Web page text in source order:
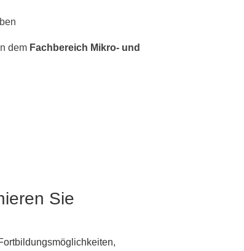
dem Fachbereich Mikro- und
Sie